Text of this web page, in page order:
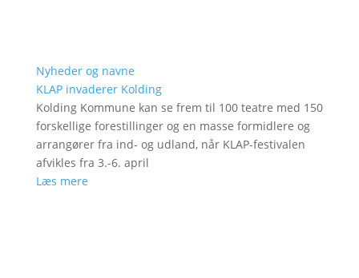
Nyheder og navne
KLAP invaderer Kolding
Kolding Kommune kan se frem til 100 teatre med 150
forskellige forestillinger og en masse formidlere og
arrangører fra ind- og udland, når KLAP-festivalen
afvikles fra 3.-6. april
Læs mere